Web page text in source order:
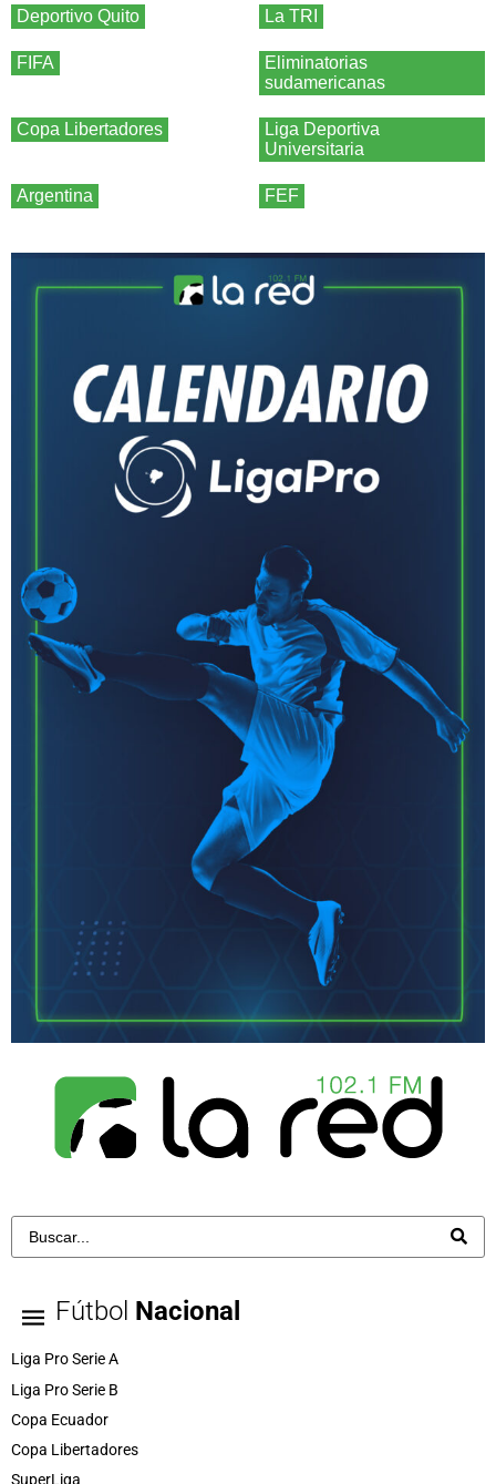
Deportivo Quito La TRI
FIFA
Eliminatorias
sudamericanas
Copa Libertadores
Liga Deportiva
Universitaria
Argentina FEF
Fútbol Nacional
Liga Pro Serie A
Liga Pro Serie B
Copa Ecuador
Copa Libertadores
SuperLiga